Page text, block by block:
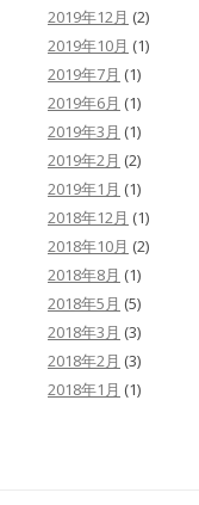
2019年12月 (2)
2019年10月 (1)
2019年7月 (1)
2019年6月 (1)
2019年3月 (1)
2019年2月 (2)
2019年1月 (1)
2018年12月 (1)
2018年10月 (2)
2018年8月 (1)
2018年5月 (5)
2018年3月 (3)
2018年2月 (3)
2018年1月 (1)